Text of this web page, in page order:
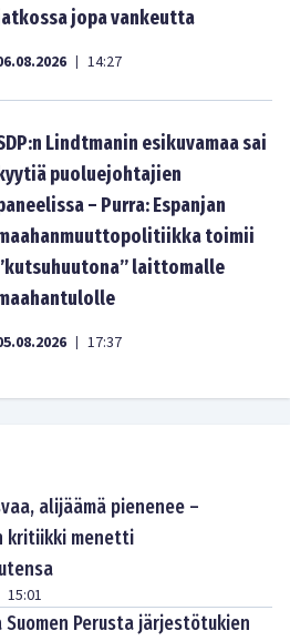
jopa vankeutta
| 14:27
Lindtmanin esikuvamaa sai
kyytiä puoluejohtajien
– Purra: Espanjan
toimii
laittomalle
| 17:37
alijäämä pienenee –
kritiikki menetti
15:01
Suomen Perusta järjestötukien